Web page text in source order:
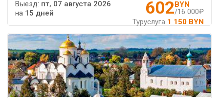
602BYN
/16 000₽
Туруслуга 1 150 BYN
Выезд: пт, 07 августа 2026
на 15 дней